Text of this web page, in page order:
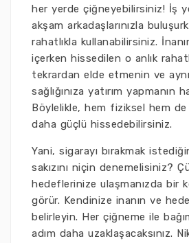
her yerde çiğneyebilirsiniz! İş
akşam arkadaşlarınızla
rahatlıkla kullanabilirsiniz.
içerken hissedilen o anlık
tekrardan elde etmenin ve
sağlığınıza yatırım yapmanın
Böylelikle, hem fiziksel hem
daha güçlü hissedebilirsiniz.
Yani, sigarayı bırakmak
sakızını niçin denemelisiniz?
hedeflerinize ulaşmanızda bir
görür. Kendinize inanın ve
belirleyin. Her çiğneme ile
adım daha uzaklaşacaksınız.